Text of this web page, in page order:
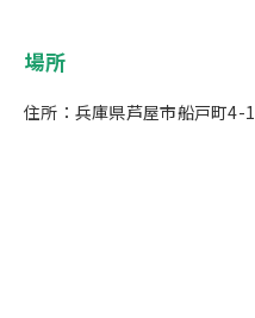
場所
住所：兵庫県芦屋市船戸町4-1